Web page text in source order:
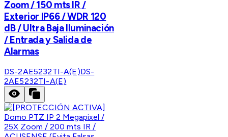
Zoom / 150 mts IR /
Exterior IP66 / WDR 120
dB / Ultra Baja Iluminación
/ Entrada y Salida de
Alarmas
DS-2AE5232TI-A(E)DS-
2AE5232TI-A(E)